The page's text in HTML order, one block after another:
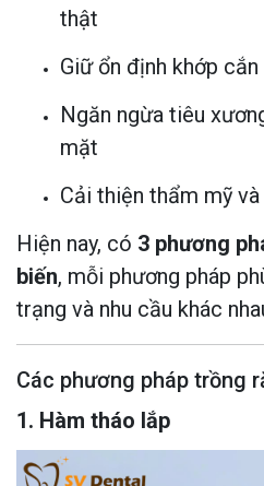
thật
Giữ ổn định khớp cắn
Ngăn ngừa tiêu
mặt
Cải thiện thẩm mỹ
Hiện nay, có 3 phương
biến, mỗi phương pháp
trạng và nhu cầu khác
Các phương pháp trồng
1. Hàm tháo lắp